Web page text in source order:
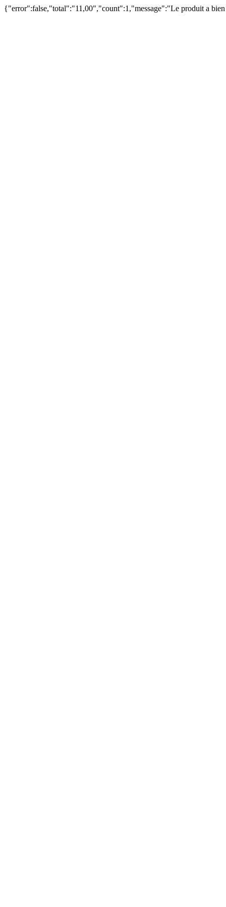
{"error":false,"total":"11,00","count":1,"message":"Le produit a